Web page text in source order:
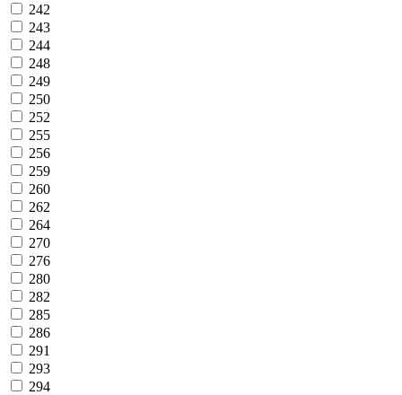
242
243
244
248
249
250
252
255
256
259
260
262
264
270
276
280
282
285
286
291
293
294